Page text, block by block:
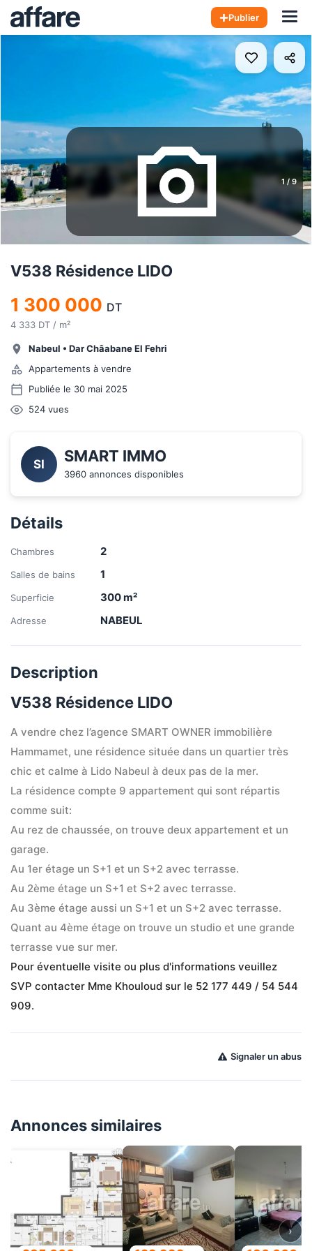
Publier
1/ 9
V538 Résidence LIDO
1 300 000 DT
4 333 DT / m²
Nabeul • Dar Châabane El Fehri
Appartements à vendre
Publiée le 30 mai 2025
524 vues
SI SMART IMMO
3960 annonces disponibles
Détails
Chambres 2
Salles de bains 1
Superficie 300m²
Adresse NABEUL
Description
V538 Résidence LIDO
A vendre chez l’agence SMART OWNER immobilière
Hammamet, une résidence située dans un quartier très
chic et calme à Lido Nabeul à deux pas de la mer.
La résidence compte 9 appartement qui sont répartis
comme suit:
Au rez de chaussée, on trouve deux appartement et un
garage.
Au 1er étage un S+1 et un S+2 avec terrasse.
Au 2ème étage un S+1 et S+2 avec terrasse.
Au 3ème étage aussi un S+1 et un S+2 avec terrasse.
Quant au 4ème étage on trouve un studio et une grande
terrasse vue sur mer.
Pour éventuelle visite ou plus d'informations veuillez
SVP contacter Mme Khouloud sur le 52 177 449 / 54 544
909.
Signaler un abus
Annonces similaires
›